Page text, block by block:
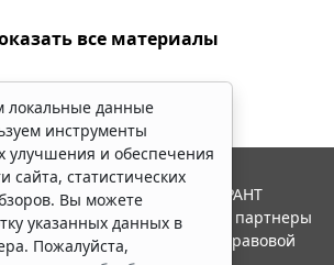
все материалы
данные
инструменты
улучшения и обеспечения
сайта, статистических
Вы можете
указанных данных в
Пожалуйста,
СЕРВИС", 2026. Система ГАРАНТ
года. Компания "Гарант" и ее партнеры
Российской ассоциации правовой